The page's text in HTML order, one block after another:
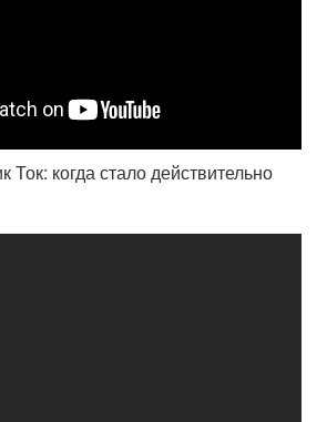
Ток: когда стало действительно